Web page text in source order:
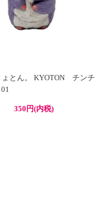
とん。 KYOTON チンチ
350円(内税)